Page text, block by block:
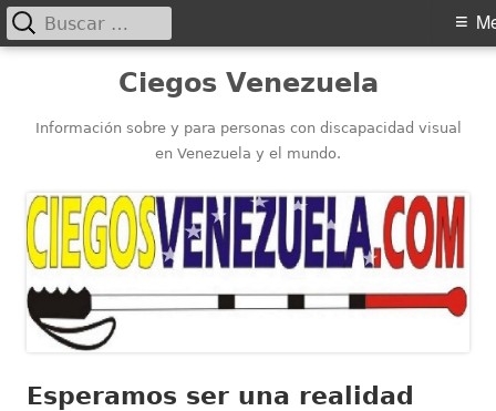
contenido
Ciegos Venezuela
Información sobre y para personas con discapacidad visual
en Venezuela y el mundo.
Menú
principal
Buscar:
Esperamos ser una realidad